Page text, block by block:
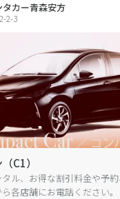
タカー青森安方
2-3
C1）
ル、お得な割引料金や予
各店舗にお電話ください。